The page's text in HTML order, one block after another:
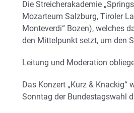
Die Streicherakademie
Mozarteum Salzburg, Tiroler
Monteverdi“ Bozen), welches
den Mittelpunkt setzt, um den
Leitung und Moderation
Das Konzert „Kurz &
Sonntag der Bundestagswahl